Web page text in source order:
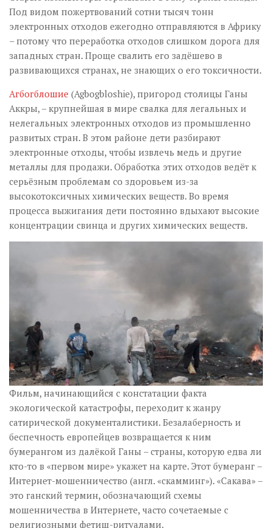
Под видом пожертвований сотни тысяч тонн
электронных отходов ежегодно отправляются в Африку
– потому что переработка отходов слишком дорога для
западных стран. Проще свалить его задёшево в
развивающихся странах, не знающих о его токсичности.
Агбогблошие (Agbogbloshie), пригород столицы Ганы
Аккры, – крупнейшая в мире свалка для легальных и
нелегальных электронных отходов из промышленно
развитых стран. В этом районе дети разбирают
электронные отходы, чтобы извлечь медь и другие
металлы для продажи. Обработка этих отходов ведёт к
серьёзным проблемам со здоровьем из-за
высокотоксичных химических веществ. Во время
процесса выжигания дети постоянно вдыхают высокие
концентрации свинца и других химических веществ.
Фильм, начинающийся с констатации факта
экологической катастрофы, переходит к жанру
сатирической документалистики. Безалаберность и
беспечность европейцев возвращается к ним
бумерангом из далёкой Ганы – страны, которую едва ли
кто-то в «первом мире» укажет на карте. Этот бумеранг –
Интернет-мошенничество (англ. «скамминг»). «Сакава» –
это ганский термин, обозначающий схемы
мошенничества в Интернете, часто сочетаемые с
религиозными фетиш-ритуалами.